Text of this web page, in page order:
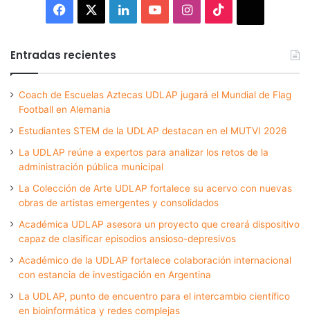
Facebook LinkedInYouTubeInstagram
Entradas recientes
Coach de Escuelas Aztecas UDLAP jugará el Mundial de Flag
Football en Alemania
Estudiantes STEM de la UDLAP destacan en el MUTVI 2026
La UDLAP reúne a expertos para analizar los retos de la
administración pública municipal
La Colección de Arte UDLAP fortalece su acervo con nuevas
obras de artistas emergentes y consolidados
Académica UDLAP asesora un proyecto que creará dispositivo
capaz de clasificar episodios ansioso-depresivos
Académico de la UDLAP fortalece colaboración internacional
con estancia de investigación en Argentina
La UDLAP, punto de encuentro para el intercambio científico
en bioinformática y redes complejas